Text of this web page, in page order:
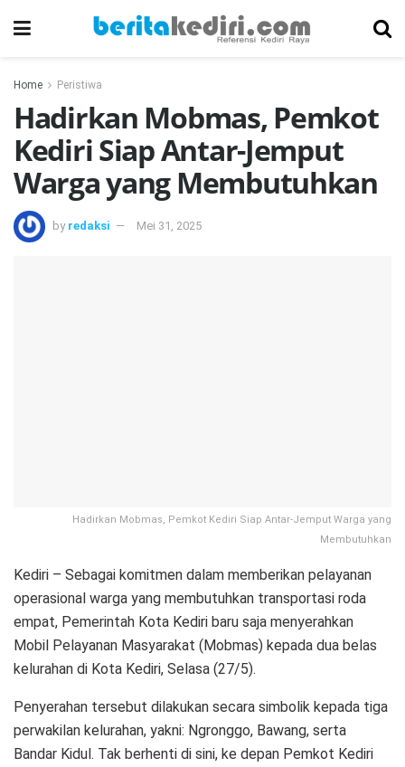
Home Peristiwa
Hadirkan Mobmas, Pemkot
Kediri Siap Antar-Jemput
Warga yang Membutuhkan
by redaksi Mei 31, 2025
Hadirkan Mobmas, Pemkot Kediri Siap Antar-Jemput Warga yang
Membutuhkan
Kediri – Sebagai komitmen dalam memberikan pelayanan
operasional warga yang membutuhkan transportasi roda
empat, Pemerintah Kota Kediri baru saja menyerahkan
Mobil Pelayanan Masyarakat (Mobmas) kepada dua belas
kelurahan di Kota Kediri, Selasa (27/5).
Penyerahan tersebut dilakukan secara simbolik kepada tiga
perwakilan kelurahan, yakni: Ngronggo, Bawang, serta
Bandar Kidul. Tak berhenti di sini, ke depan Pemkot Kediri